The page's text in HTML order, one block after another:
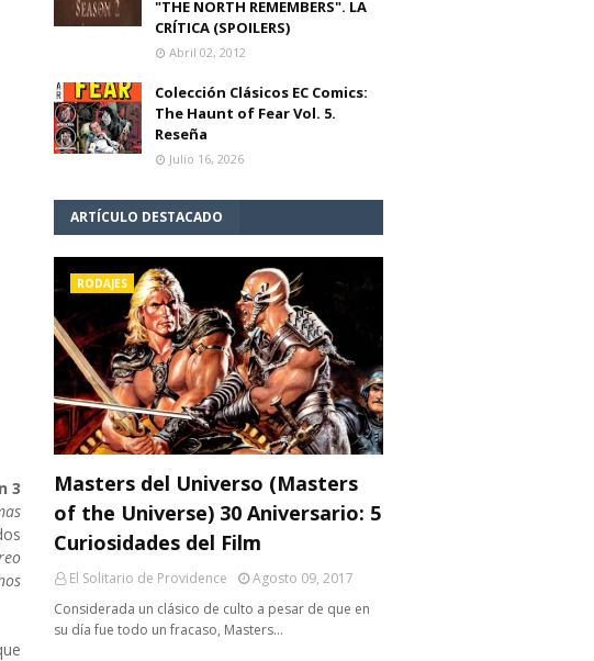
3
"THE NORTH REMEMBERS". LA
CRÍTICA (SPOILERS)
Abril 02, 2012
Colección Clásicos EC Comics:
The Haunt of Fear Vol. 5.
Reseña
Julio 16, 2026
ARTÍCULO DESTACADO
RODAJES
Masters del Universo (Masters
of the Universe) 30 Aniversario: 5
Curiosidades del Film
El Solitario de Providence
Agosto 09, 2017
Considerada un clásico de culto a pesar de que en
su día fue todo un fracaso, Masters…